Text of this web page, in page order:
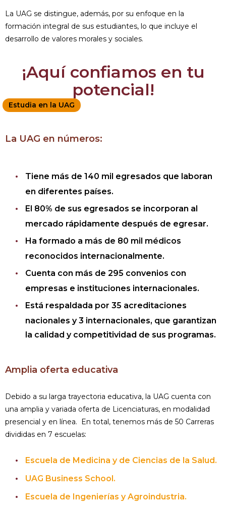
La UAG se distingue, además, por su enfoque en la
formación integral de sus estudiantes, lo que incluye el
desarrollo de valores morales y sociales.
¡Aquí confiamos en tu
potencial!
Estudia en la UAG
La UAG en números:
Tiene más de 140 mil egresados que laboran
en diferentes países.
El 80% de sus egresados se incorporan al
mercado rápidamente después de egresar.
Ha formado a más de 80 mil médicos
reconocidos internacionalmente.
Cuenta con más de 295 convenios con
empresas e instituciones internacionales.
Está respaldada por 35 acreditaciones
nacionales y 3 internacionales, que garantizan
la calidad y competitividad de sus programas.
Amplia oferta educativa
Debido a su larga trayectoria educativa, la UAG cuenta con
una amplia y variada oferta de Licenciaturas, en modalidad
presencial y en línea. En total, tenemos más de 50 Carreras
divididas en 7 escuelas:
Escuela de Medicina y de Ciencias de la Salud.
UAG Business School.
Escuela de Ingenierías y Agroindustria.